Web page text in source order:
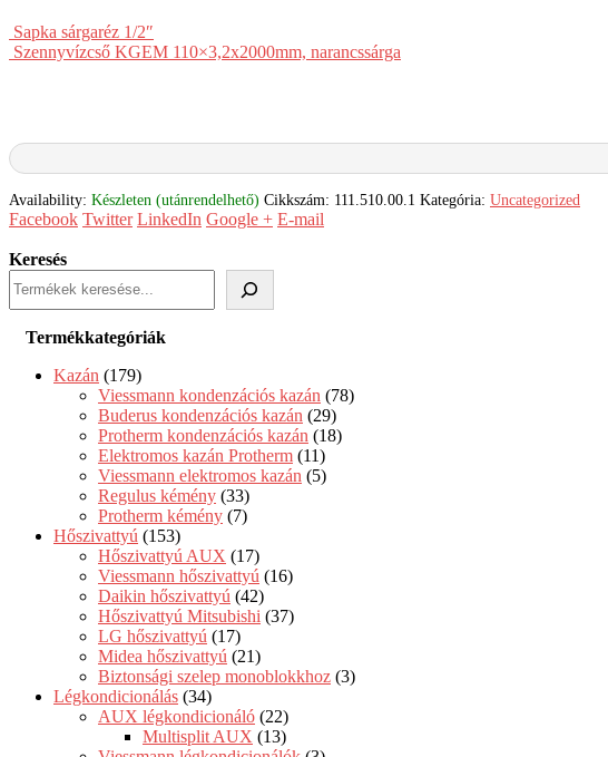
Sapka sárgaréz 1/2″
Szennyvízcső KGEM 110×3,2x2000mm, narancssárga
Availability: Készleten (utánrendelhető) Cikkszám: 111.510.00.1 Kategória: Uncategorized
Facebook Twitter LinkedIn Google + E-mail
Keresés
Termékkategóriák
Kazán (179)
Viessmann kondenzációs kazán (78)
Buderus kondenzációs kazán (29)
Protherm kondenzációs kazán (18)
Elektromos kazán Protherm (11)
Viessmann elektromos kazán (5)
Regulus kémény (33)
Protherm kémény (7)
Hőszivattyú (153)
Hőszivattyú AUX (17)
Viessmann hőszivattyú (16)
Daikin hőszivattyú (42)
Hőszivattyú Mitsubishi (37)
LG hőszivattyú (17)
Midea hőszivattyú (21)
Biztonsági szelep monoblokkhoz (3)
Légkondicionálás (34)
AUX légkondicionáló (22)
Multisplit AUX (13)